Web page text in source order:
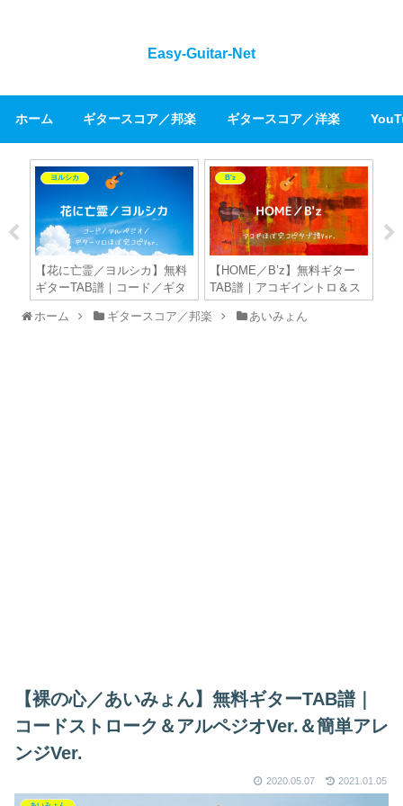
Easy-Guitar-Net
ホーム ギタースコア／邦楽 ギタースコア／洋楽
ヨルシカ
【花に亡霊／ヨルシカ】無料
ギターTAB譜｜コード／ギタ
ーメロ＆ソロ／ピアノイント
ロのとこも弾けるアレンジ
B'z
【HOME／B’z】無料ギター
TAB譜｜アコギイントロ＆ス
トロークほぼ完コピVer.
ホーム
ギタースコア／邦楽 あいみょん
【裸の心／あいみょん】無料ギターTAB譜｜
コードストローク＆アルペジオVer.＆簡単アレ
ンジVer.
2021.01.05
2020.05.07